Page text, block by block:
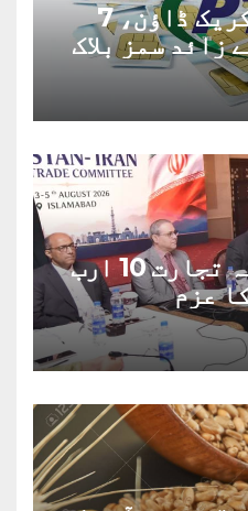
پی ٹی اے کا بڑا کریک ڈاؤن، 7
پاک ایران دوطرفہ تجارت 10 ارب
عزم